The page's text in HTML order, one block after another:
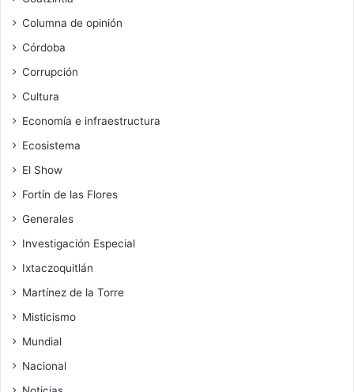
Columna de opinión
Córdoba
Corrupción
Cultura
Economía e infraestructura
Ecosistema
El Show
Fortín de las Flores
Generales
Investigación Especial
Ixtaczoquitlán
Martínez de la Torre
Misticismo
Mundial
Nacional